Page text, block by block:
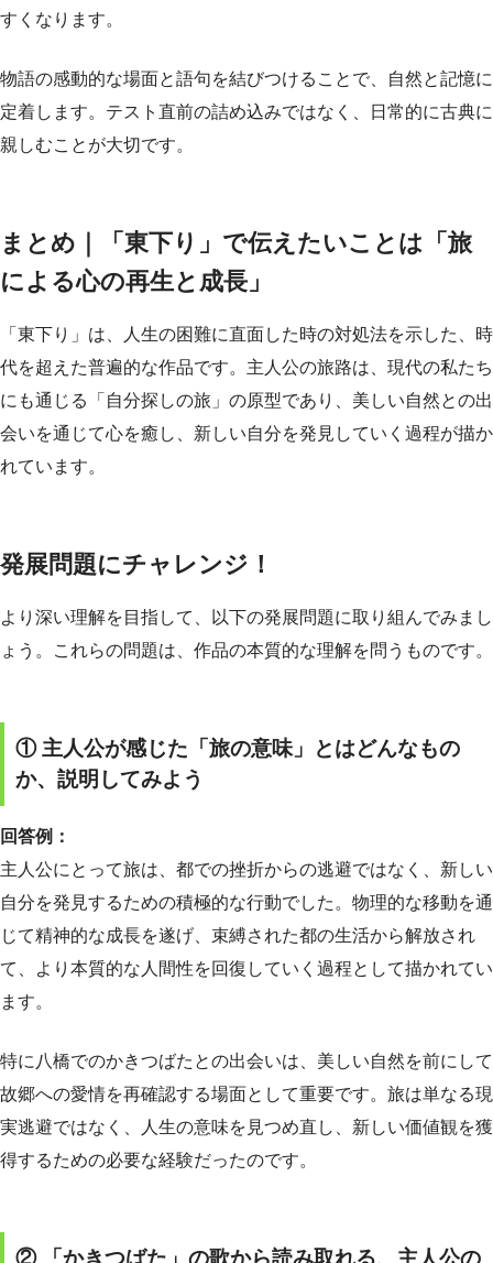
すくなります。
物語の感動的な場面と語句を結びつけることで、自然と記憶に
定着します。テスト直前の詰め込みではなく、日常的に古典に
親しむことが大切です。
まとめ｜「東下り」で伝えたいことは「旅
による心の再生と成長」
「東下り」は、人生の困難に直面した時の対処法を示した、時
代を超えた普遍的な作品です。主人公の旅路は、現代の私たち
にも通じる「自分探しの旅」の原型であり、美しい自然との出
会いを通じて心を癒し、新しい自分を発見していく過程が描か
れています。
発展問題にチャレンジ！
より深い理解を目指して、以下の発展問題に取り組んでみまし
ょう。これらの問題は、作品の本質的な理解を問うものです。
① 主人公が感じた「旅の意味」とはどんなもの
か、説明してみよう
回答例：
主人公にとって旅は、都での挫折からの逃避ではなく、新しい
自分を発見するための積極的な行動でした。物理的な移動を通
じて精神的な成長を遂げ、束縛された都の生活から解放され
て、より本質的な人間性を回復していく過程として描かれてい
ます。
特に八橋でのかきつばたとの出会いは、美しい自然を前にして
故郷への愛情を再確認する場面として重要です。旅は単なる現
実逃避ではなく、人生の意味を見つめ直し、新しい価値観を獲
得するための必要な経験だったのです。
② 「かきつばた」の歌から読み取れる、主人公の